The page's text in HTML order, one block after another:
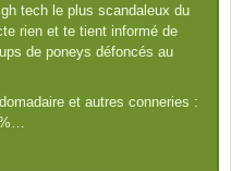
tech le plus scandaleux du
rien et te tient informé de
de poneys défoncés au
et autres conneries :